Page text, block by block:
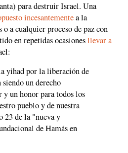
para destruir Israel. Una
incesantementea la
o a cualquier proceso de paz con
en repetidas ocasionesllevar a
yihad por la liberación de
un derecho
un honor para todos los
pueblo y de nuestra
de la "nueva y
de Hamás en